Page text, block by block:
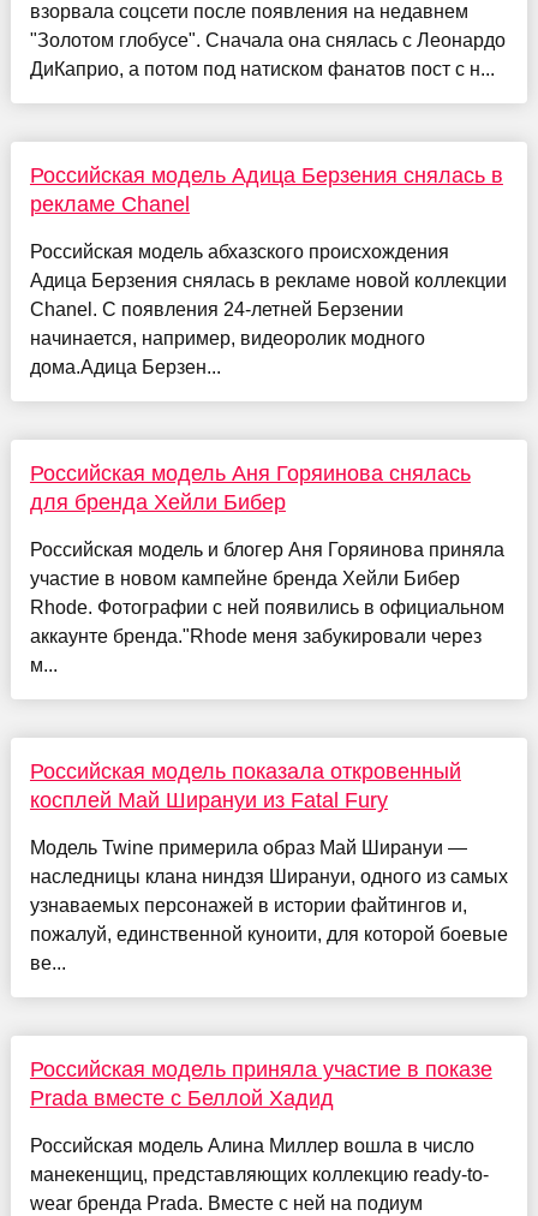
взорвала соцсети после появления на недавнем
"Золотом глобусе". Сначала она снялась с Леонардо
ДиКаприо, а потом под натиском фанатов пост с н...
Российская модель Адица Берзения снялась в
рекламе Chanel
Российская модель абхазского происхождения
Адица Берзения снялась в рекламе новой коллекции
Chanel. С появления 24-летней Берзении
начинается, например, видеоролик модного
дома.Адица Берзен...
Российская модель Аня Горяинова снялась
для бренда Хейли Бибер
Российская модель и блогер Аня Горяинова приняла
участие в новом кампейне бренда Хейли Бибер
Rhode. Фотографии с ней появились в официальном
аккаунте бренда."Rhode меня забукировали через
м...
Российская модель показала откровенный
косплей Май Ширануи из Fatal Fury
Модель Twine примерила образ Май Ширануи —
наследницы клана ниндзя Ширануи, одного из самых
узнаваемых персонажей в истории файтингов и,
пожалуй, единственной куноити, для которой боевые
ве...
Российская модель приняла участие в показе
Prada вместе с Беллой Хадид
Российская модель Алина Миллер вошла в число
манекенщиц, представляющих коллекцию ready-to-
wear бренда Prada. Вместе с ней на подиум